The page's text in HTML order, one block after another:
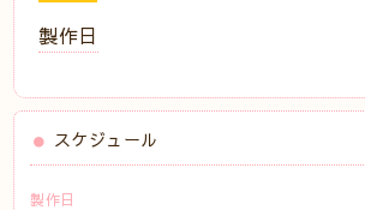
製作日
スケジュール
製作日